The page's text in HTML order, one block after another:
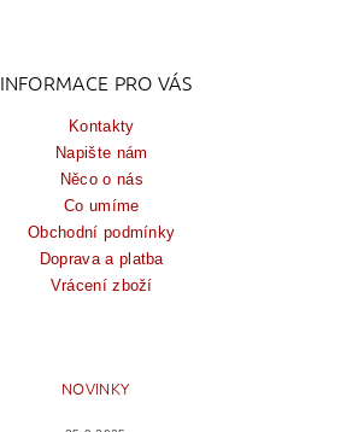
INFORMACE PRO VÁS
Kontakty
Napište nám
Něco o nás
Co umíme
Obchodní podmínky
Doprava a platba
Vrácení zboží
NOVINKY